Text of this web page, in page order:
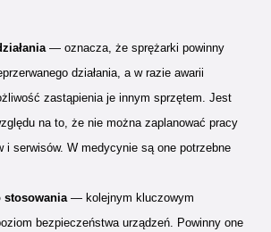
— oznacza, że sprężarki powinny
działania, a w razie awarii
zastąpienia je innym sprzętem. Jest
na to, że nie można zaplanować pracy
i serwisów. W medycynie są one potrzebne
stosowania— kolejnym kluczowym
bezpieczeństwa urządzeń. Powinny one